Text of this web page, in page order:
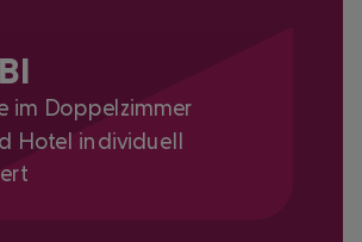
im Doppelzimmer
Hotel individuell